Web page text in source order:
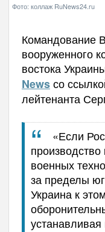
Фото: коллаж RuNews24.ru
Командование
вооруженного
востока
Newsсо
лейтенанта
«Если
военных
за пределы
Украина к